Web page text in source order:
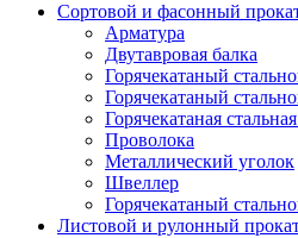
Сортовой и фасонный
Арматура
Двутавровая балка
Горячекатаный
Горячекатаный
Горячекатаная
Проволока
Металлический уголок
Швеллер
Горячекатаный
Листовой и рулонный